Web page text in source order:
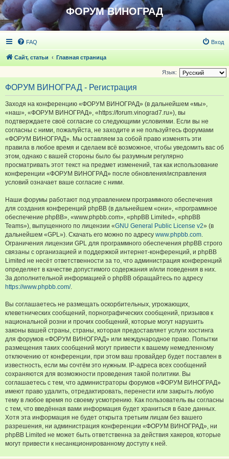
ФОРУМ ВИНОГРАД
FAQ Вход
Сайт, статьи Главная страница
Язык:
ФОРУМ ВИНОГРАД - Регистрация
Заходя на конференцию «ФОРУМ ВИНОГРАД» (в дальнейшем «мы»,
«наш», «ФОРУМ ВИНОГРАД», «https://forum.vinograd7.ru»), вы
подтверждаете своё согласие со следующими условиями. Если вы не
согласны с ними, пожалуйста, не заходите и не пользуйтесь форумами
«ФОРУМ ВИНОГРАД». Мы оставляем за собой право изменять эти
правила в любое время и сделаем всё возможное, чтобы уведомить вас об
этом, однако с вашей стороны было бы разумным регулярно
просматривать этот текст на предмет изменений, так как использование
конференции «ФОРУМ ВИНОГРАД» после обновления/исправления
условий означает ваше согласие с ними.
Наши форумы работают под управлением программного обеспечения
для создания конференций phpBB (в дальнейшем «они», «программное
обеспечение phpBB», «www.phpbb.com», «phpBB Limited», «phpBB
Teams»), выпущенного по лицензии «GNU General Public License v2» (в
дальнейшем «GPL»). Скачать его можно по адресу www.phpbb.com.
Ограничения лицензии GPL для программного обеспечения phpBB строго
связаны с организацией и поддержкой интернет-конференций, и phpBB
Limited не несёт ответственности за то, что администрация конференций
определяет в качестве допустимого содержания и/или поведения в них.
За дополнительной информацией о phpBB обращайтесь по адресу
https://www.phpbb.com/.
Вы соглашаетесь не размещать оскорбительных, угрожающих,
клеветнических сообщений, порнографических сообщений, призывов к
национальной розни и прочих сообщений, которые могут нарушить
законы вашей страны, страны, которая предоставляет услуги хостинга
для форумов «ФОРУМ ВИНОГРАД» или международное право. Попытки
размещения таких сообщений могут привести к вашему немедленному
отключению от конференции, при этом ваш провайдер будет поставлен в
известность, если мы сочтём это нужным. IP-адреса всех сообщений
сохраняются для возможности проведения такой политики. Вы
соглашаетесь с тем, что администраторы форумов «ФОРУМ ВИНОГРАД»
имеют право удалить, отредактировать, перенести или закрыть любую
тему в любое время по своему усмотрению. Как пользователь вы согласны
с тем, что введённая вами информация будет храниться в базе данных.
Хотя эта информация не будет открыта третьим лицам без вашего
разрешения, ни администрация конференции «ФОРУМ ВИНОГРАД», ни
phpBB Limited не может быть ответственна за действия хакеров, которые
могут привести к несанкционированному доступу к ней.